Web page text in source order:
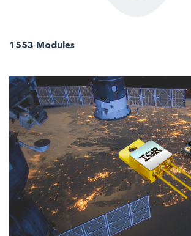
1553 Modules